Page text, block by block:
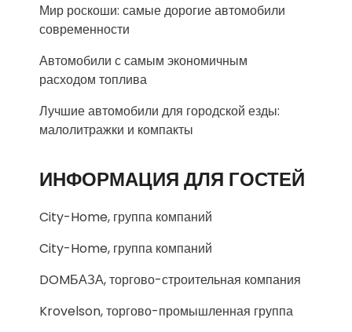
Мир роскоши: самые дорогие автомобили
современности
Автомобили с самым экономичным
расходом топлива
Лучшие автомобили для городской езды:
малолитражки и компакты
ИНФОРМАЦИЯ ДЛЯ ГОСТЕЙ
City-Home, группа компаний
City-Home, группа компаний
DOMБАЗА, торгово-строительная компания
Krovelson, торгово-промышленная группа